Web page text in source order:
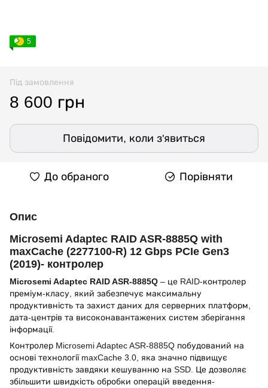
5
Під замовлення
8 600 грн
Повідомити, коли з'явиться
До обраного Порівняти
Опис
Microsemi Adaptec RAID ASR-8885Q with
maxCache (2277100-R) 12 Gbps PCIe Gen3
(2019)- контролер
Microsemi Adaptec RAID ASR-8885Q – це RAID-контролер
преміум-класу, який забезпечує максимальну
продуктивність та захист даних для серверних платформ,
дата-центрів та високонавантажених систем зберігання
інформації.
Контролер Microsemi Adaptec ASR-8885Q побудований на
основі технології maxCache 3.0, яка значно підвищує
продуктивність завдяки кешуванню на SSD. Це дозволяє
збільшити швидкість обробки операцій введення-